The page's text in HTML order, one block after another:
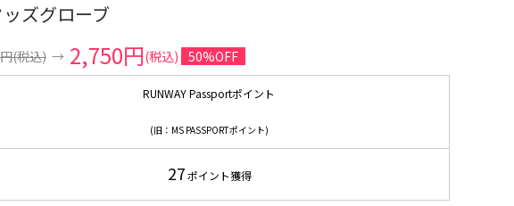
ズグローブ
(税込) → 2,750円(税込) 50%OFF
RUNWAY Passportポイント
(旧：MS PASSPORTポイント)
27ポイント獲得